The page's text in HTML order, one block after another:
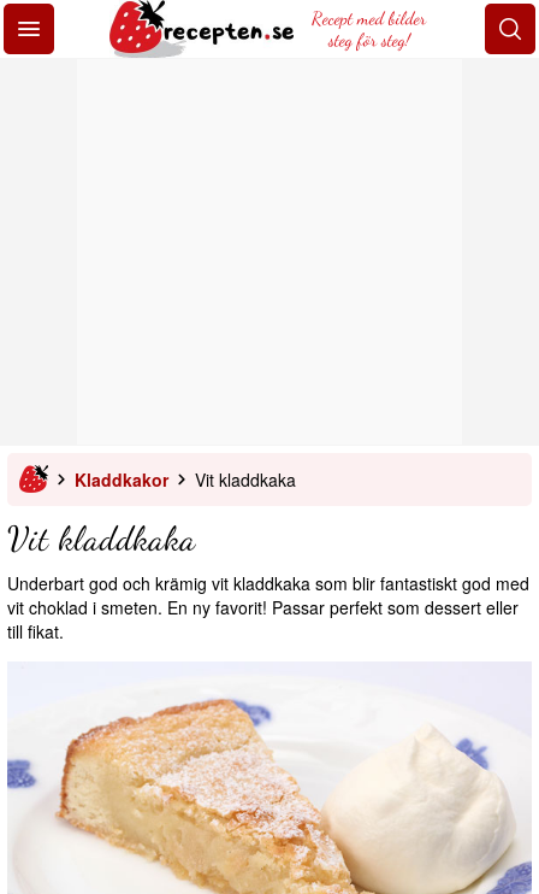
Recept med bilder
steg för steg!
Kladdkakor Vit kladdkaka
Vit kladdkaka
Underbart god och krämig vit kladdkaka som blir fantastiskt god med
vit choklad i smeten. En ny favorit! Passar perfekt som dessert eller
till fikat.